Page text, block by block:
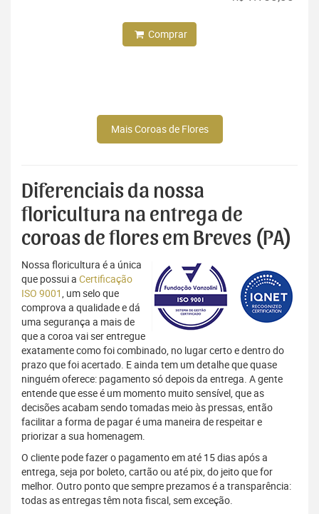
Comprar
Mais Coroas de Flores
Diferenciais da nossa
floricultura na entrega de
coroas de flores em Breves (PA)
Nossa floricultura é a única
que possui a Certificação
ISO 9001, um selo que
comprova a qualidade e dá
uma segurança a mais de
que a coroa vai ser entregue
exatamente como foi combinado, no lugar certo e dentro do
prazo que foi acertado. E ainda tem um detalhe que quase
ninguém oferece: pagamento só depois da entrega. A gente
entende que esse é um momento muito sensível, que as
decisões acabam sendo tomadas meio às pressas, então
facilitar a forma de pagar é uma maneira de respeitar e
priorizar a sua homenagem.
O cliente pode fazer o pagamento em até 15 dias após a
entrega, seja por boleto, cartão ou até pix, do jeito que for
melhor. Outro ponto que sempre prezamos é a transparência:
todas as entregas têm nota fiscal, sem exceção.